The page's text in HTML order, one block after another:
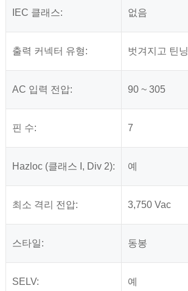
IEC 클래스: 없음
출력 커넥터 유형: 벗겨지고 틴닝
AC 입력 전압: 90 ~ 305
핀 수: 7
Hazloc (클래스 I, Div 2): 예
최소 격리 전압: 3,750 Vac
스타일: 동봉
SELV: 예